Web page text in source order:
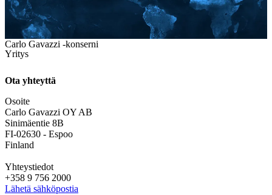
Carlo Gavazzi -konserni
Yritys
Ota yhteyttä
Osoite
Carlo Gavazzi OY AB
Sinimäentie 8B
FI-02630 - Espoo
Finland
Yhteystiedot
+358 9 756 2000
Lähetä sähköpostia